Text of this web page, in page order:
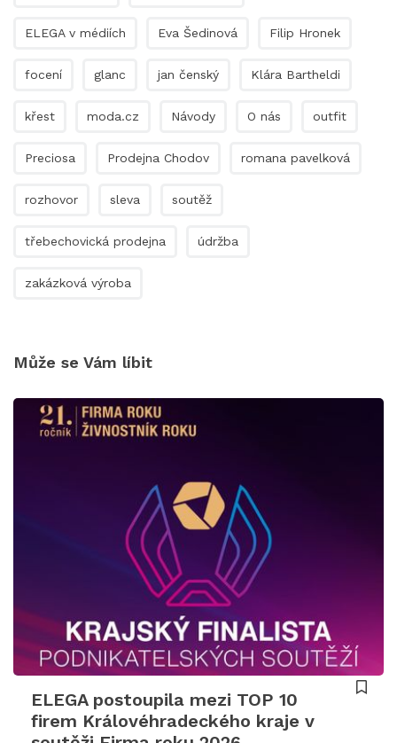
ELEGA v médiích Eva Šedinová Filip Hronek
focení glanc jan čenský Klára Bartheldi
křest moda.cz Návody O nás outfit
Preciosa Prodejna Chodov romana pavelková
rozhovor sleva soutěž
třebechovická prodejna údržba
zakázková výroba
Může se Vám líbit
ELEGA postoupila mezi TOP 10
firem Královéhradeckého kraje v